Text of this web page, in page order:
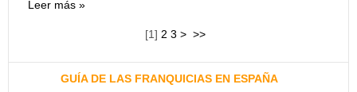
Leer más
[1] 2 3 > >>
GUÍA DE LAS FRANQUICIAS EN ESPAÑA